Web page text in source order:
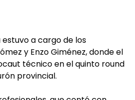
a cargo de los
y Enzo Giménez, donde el
técnico en el quinto round
provincial.